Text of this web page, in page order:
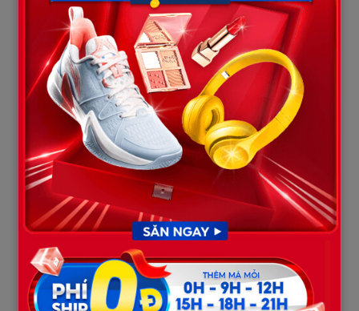
quá sức. Những câu hỏi nhỏ như vậy lại khiến tôi thấy ấm lòng.
Có lần tôi bị sốt, nằm liệt giường. Nửa đêm tỉnh dậy, tôi thấy cửa
mở hé, bố chồng đứng đó. Ông đặt bát cháo xuống bàn rồi nói
ăn đi rồi uống thuốc. Tôi hỏi sao bố chưa ngủ, ông chỉ lắc đầu
nói không ngủ được. Khoảnh khắc đó, tôi thấy ông không còn là
người đàn ông nghiêm khắc nữa, mà chỉ là một người cha vừa
mất con.
Thời gian trôi qua, ba tháng rồi sáu tháng, rồi một năm. Người
trong làng bắt đầu xì xào. Họ nói tôi còn trẻ, ở vậy sao được,
không có con lại càng dễ đi, không biết ông bà kia có giữ nổi
không. Tôi nghe hết, nhưng không nói gì.
Chỉ có một điều tôi không ngờ là mọi chuyện sẽ thay đổi vào một
đêm rất bình thường. Đêm đó trời yên, không mưa không gió.
Tôi đang ngủ thì nghe tiếng gõ cửa rất nhẹ. Tôi nhìn đồng hồ,
gần nửa đêm. Một giọng nói vang lên ngoài cửa, bảo con mở cửa